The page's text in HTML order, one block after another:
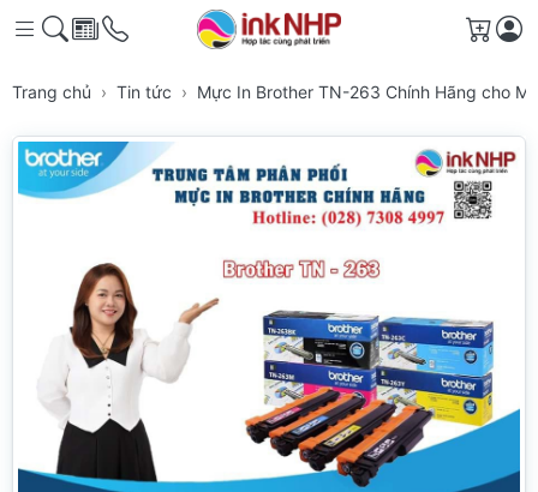
Giỏ
Trang chủ Tin tức Mực In Brother TN-263 Chính Hãng cho